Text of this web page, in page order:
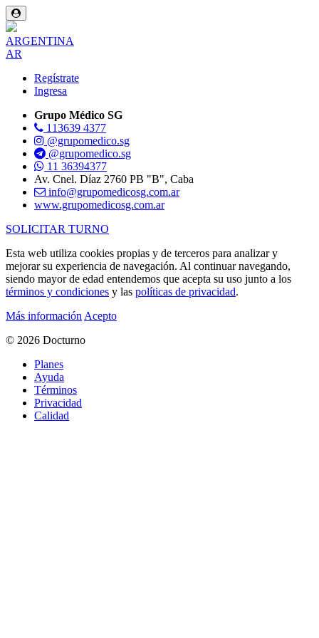
ARGENTINA
AR
Regístrate
Ingresa
Grupo Médico SG
113639 4377
@grupomedico.sg
@grupomedico.sg
11 36394377
Av. Cnel. Díaz 2760 PB "B", Caba
info@grupomedicosg.com.ar
www.grupomedicosg.com.ar
SOLICITAR TURNO
Esta web utiliza cookies propias y de terceros para analizar y
mejorar su experiencia de navegación. Al continuar navegando,
siendo mayor de edad entendemos que acepta su uso junto a los
términos y condiciones y las políticas de privacidad.
Más información Acepto
© 2026 Docturno
Planes
Ayuda
Términos
Privacidad
Calidad